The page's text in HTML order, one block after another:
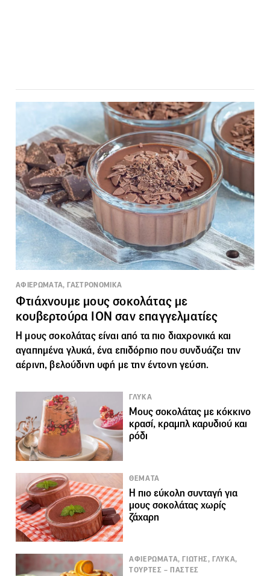
ΑΦΙΕΡΩΜΑΤΑ, ΓΑΣΤΡΟΝΟΜΙΚΑ
Φτιάχνουμε μους σοκολάτας με
κουβερτούρα ΙΟΝ σαν επαγγελματίες
Η μους σοκολάτας είναι από τα πιο διαχρονικά και
αγαπημένα γλυκά, ένα επιδόρπιο που συνδυάζει την
αέρινη, βελούδινη υφή με την έντονη γεύση.
ΓΛΥΚΑ
Μους σοκολάτας με κόκκινο
κρασί, κραμπλ καρυδιού και
ρόδι
ΘΕΜΑΤΑ
H πιο εύκολη συνταγή για
μους σοκολάτας χωρίς
ζάχαρη
ΑΦΙΕΡΩΜΑΤΑ, ΓΙΩΤΗΣ, ΓΛΥΚΑ,
ΤΟΥΡΤΕΣ – ΠΑΣΤΕΣ